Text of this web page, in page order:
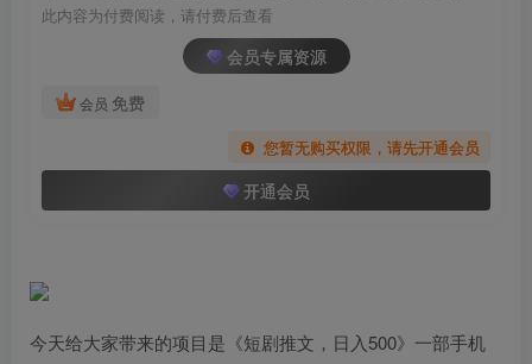
此内容为付费阅读，请付费后查看
会员专属资源
会员 免费
您暂无购买权限，请先开通会员
开通会员
今天给大家带来的项目是《短剧推文，日入500》一部手机